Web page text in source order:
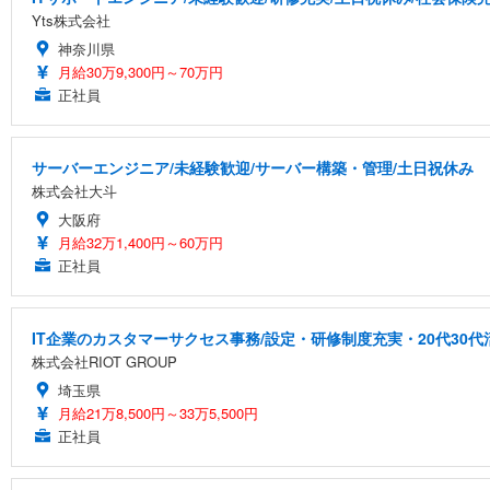
Yts株式会社
神奈川県
月給30万9,300円～70万円
正社員
サーバーエンジニア/未経験歓迎/サーバー構築・管理/土日祝休み
株式会社大斗
大阪府
月給32万1,400円～60万円
正社員
IT企業のカスタマーサクセス事務/設定・研修制度充実・20代30代
株式会社RIOT GROUP
埼玉県
月給21万8,500円～33万5,500円
正社員